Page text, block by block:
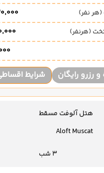
نفر)
(هرنفر)
رزرو رایگان شرایط
هتل آلوفت مسقط
Aloft Muscat
3 شب